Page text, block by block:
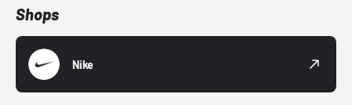
Shops
Nike